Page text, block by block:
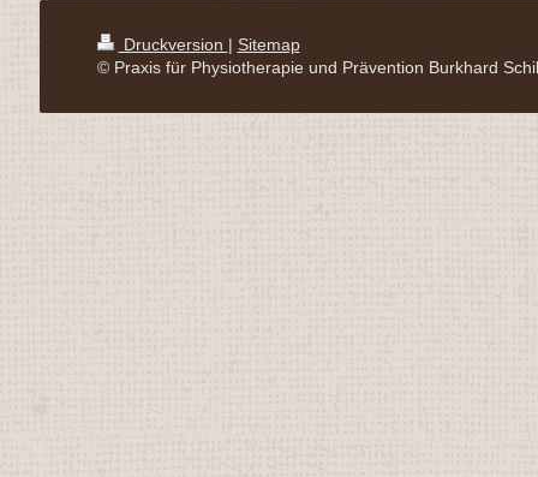
Druckversion | Sitemap
© Praxis für Physiotherapie und Prävention Burkhard